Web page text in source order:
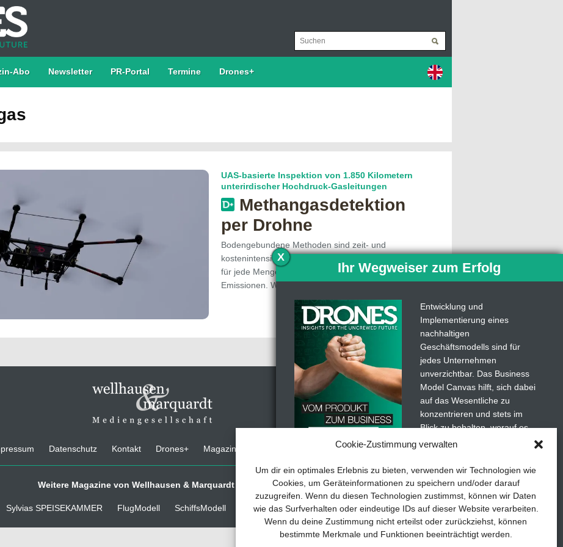
Cookie-Zustimmung verwalten
Um dir ein optimales Erlebnis zu bieten, verwenden wir Technologien wie
Cookies, um Geräteinformationen zu speichern und/oder darauf
zuzugreifen. Wenn du diesen Technologien zustimmst, können wir Daten
wie das Surfverhalten oder eindeutige IDs auf dieser Website verarbeiten.
Wenn du deine Zustimmung nicht erteilst oder zurückziehst, können
bestimmte Merkmale und Funktionen beeinträchtigt werden.
Abo Newsletter PR-Portal Termine Drones+
UAS-basierte Inspektion von 1.850 Kilometern
unterirdischer Hochdruck-Gasleitungen
Methangas­detektion
per Drohne
Bodengebundene Methoden sind zeit- und
kostenintensiv; der Einsatz eines Helikopters sorgt
für jede Menge Lärm und klimaschädliche
Emissionen. Wenn lineare
Datenschutz Kontakt Drones+ Magazin-Abo
Weitere Magazine von Wellhausen & Marquardt Medien
Sylvias SPEISEKAMMER FlugModell SchiffsModell TRUCKS & Details TEDDYS kreativ
X
Ihr Wegweiser zum Erfolg
Entwicklung und
Implementierung eines
nachhaltigen
Geschäftsmodells sind für
jedes Unternehmen
unverzichtbar. Das Business
Model Canvas hilft, sich dabei
auf das Wesentliche zu
konzentrieren und stets im
Blick zu behalten, worauf es
wirklich ankommt.
Abonnieren Sie unseren
kostenlosen Newsletter und
laden Sie den umfassenden
Leitfaden für KMU herunter:
„Vom Produkt zum Business:
Der Weg zum Erfolg mit dem